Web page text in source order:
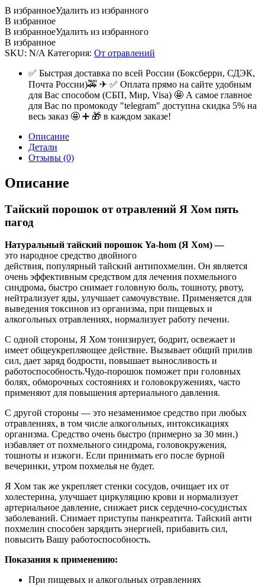
В избранноеУдалить из избранного
В избранное
В избранноеУдалить из избранного
В избранное
SKU: N/A Категория: От отравлений
✅ Быстрая доставка по всей России (Боксберри, СДЭК,
Почта России)🚕 ✈ ✅ Оплата прямо на сайте удобным
для Вас способом (СБП, Мир, Visa) 🤩 А самое главное
для Вас по промокоду "telegram" доступна скидка 5% на
весь заказ 🤩 ➕ 🎁 в каждом заказе!
Описание
Детали
Отзывы (0)
Описание
Тайский порошок от отравлений Я Хом пять
пагод
Натуральный тайский порошок Ya-hom (Я Хом) —
это народное средство двойного
действия, популярный тайский антипохмелин. Он является
очень эффективным средством для лечения похмельного
синдрома, быстро снимает головную боль, тошноту, рвоту,
нейтрализует яды, улучшает самочувствие. Применяется для
выведения токсинов из организма, при пищевых и
алкогольных отравлениях, нормализует работу печени.
С одной стороны, Я Хом тонизирует, бодрит, освежает и
имеет общеукрепляющее действие. Вызывает общий прилив
сил, дает заряд бодрости, повышает выносливость и
работоспособность.Чудо-порошок поможет при головных
болях, обморочных состояниях и головокружениях, часто
применяют для повышения артериального давления.
С другой стороны — это незаменимое средство при любых
отравлениях, в том числе алкогольных, интоксикациях
организма. Средство очень быстро (примерно за 30 мин.)
избавляет от похмельного синдрома, головокружения,
тошноты и изжоги. Если принимать его после бурной
вечеринки, утром похмелья не будет.
Я Хом так же укрепляет стенки сосудов, очищает их от
холестерина, улучшает циркуляцию крови и нормализует
артериальное давление, снижает риск сердечно-сосудистых
заболеваний. Снимает приступы панкреатита. Тайский анти
похмелин способен зарядить энергией, прибавить сил,
повысить Вашу работоспособность.
Показания к применению:
При пищевых и алкогольных отравлениях